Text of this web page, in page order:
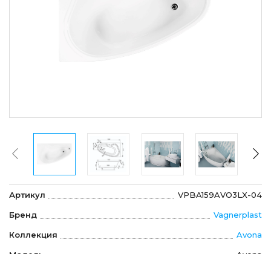
Артикул VPBA159AVO3LX-04
Бренд Vagnerplast
Коллекция Avona